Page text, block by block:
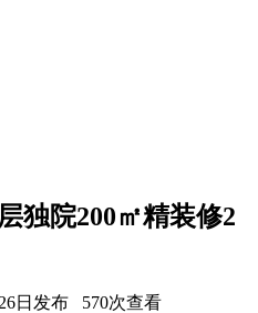
独院200㎡精装修2
日发布 570次查看